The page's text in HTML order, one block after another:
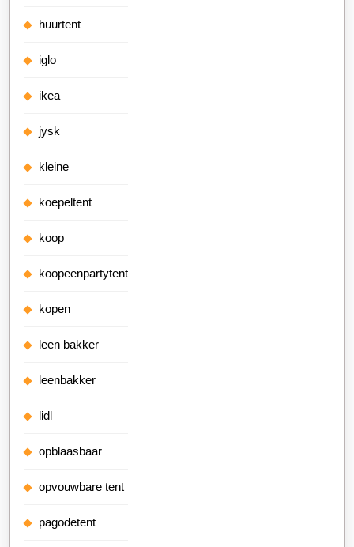
huurtent
iglo
ikea
jysk
kleine
koepeltent
koop
koopeenpartytent
kopen
leen bakker
leenbakker
lidl
opblaasbaar
opvouwbare tent
pagodetent